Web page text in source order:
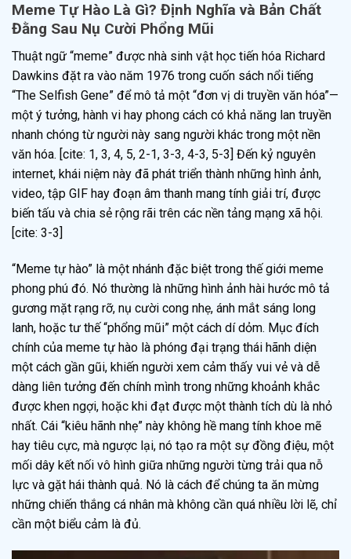
Meme Tự Hào Là Gì? Định Nghĩa và Bản Chất
Đằng Sau Nụ Cười Phổng Mũi
Thuật ngữ “meme” được nhà sinh vật học tiến hóa Richard
Dawkins đặt ra vào năm 1976 trong cuốn sách nổi tiếng
“The Selfish Gene” để mô tả một “đơn vị di truyền văn hóa”—
một ý tưởng, hành vi hay phong cách có khả năng lan truyền
nhanh chóng từ người này sang người khác trong một nền
văn hóa. [cite: 1, 3, 4, 5, 2-1, 3-3, 4-3, 5-3] Đến kỷ nguyên
internet, khái niệm này đã phát triển thành những hình ảnh,
video, tập GIF hay đoạn âm thanh mang tính giải trí, được
biến tấu và chia sẻ rộng rãi trên các nền tảng mạng xã hội.
[cite: 3-3]
“Meme tự hào” là một nhánh đặc biệt trong thế giới meme
phong phú đó. Nó thường là những hình ảnh hài hước mô tả
gương mặt rạng rỡ, nụ cười cong nhẹ, ánh mắt sáng long
lanh, hoặc tư thế “phổng mũi” một cách dí dỏm. Mục đích
chính của meme tự hào là phóng đại trạng thái hãnh diện
một cách gần gũi, khiến người xem cảm thấy vui vẻ và dễ
dàng liên tưởng đến chính mình trong những khoảnh khắc
được khen ngợi, hoặc khi đạt được một thành tích dù là nhỏ
nhất. Cái “kiêu hãnh nhẹ” này không hề mang tính khoe mẽ
hay tiêu cực, mà ngược lại, nó tạo ra một sự đồng điệu, một
mối dây kết nối vô hình giữa những người từng trải qua nỗ
lực và gặt hái thành quả. Nó là cách để chúng ta ăn mừng
những chiến thắng cá nhân mà không cần quá nhiều lời lẽ, chỉ
cần một biểu cảm là đủ.